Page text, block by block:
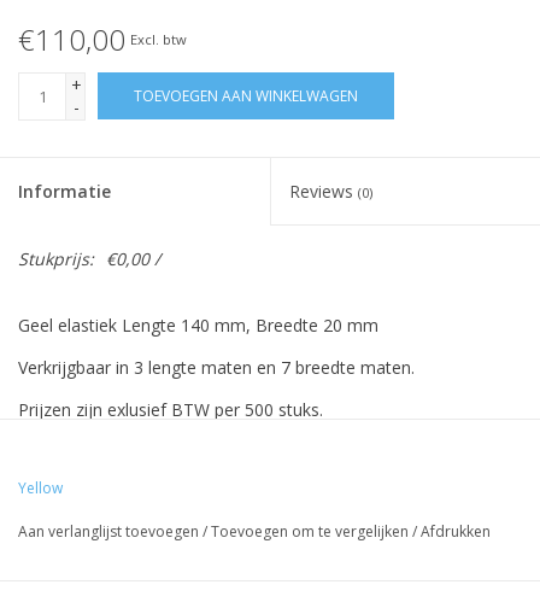
€110,00 Excl. btw
+
-
TOEVOEGEN AAN WINKELWAGEN
Informatie Reviews (0)
Stukprijs: €0,00 /
Geel elastiek Lengte 140 mm, Breedte 20 mm
Verkrijgbaar in 3 lengte maten en 7 breedte maten.
Prijzen zijn exlusief BTW per 500 stuks.
Vreeberg elastieken hebben de volgende eigenschappen:
- Hoge elasticiteit
Yellow
Aan verlanglijst toevoegen /Toevoegen om te vergelijken /Afdrukken